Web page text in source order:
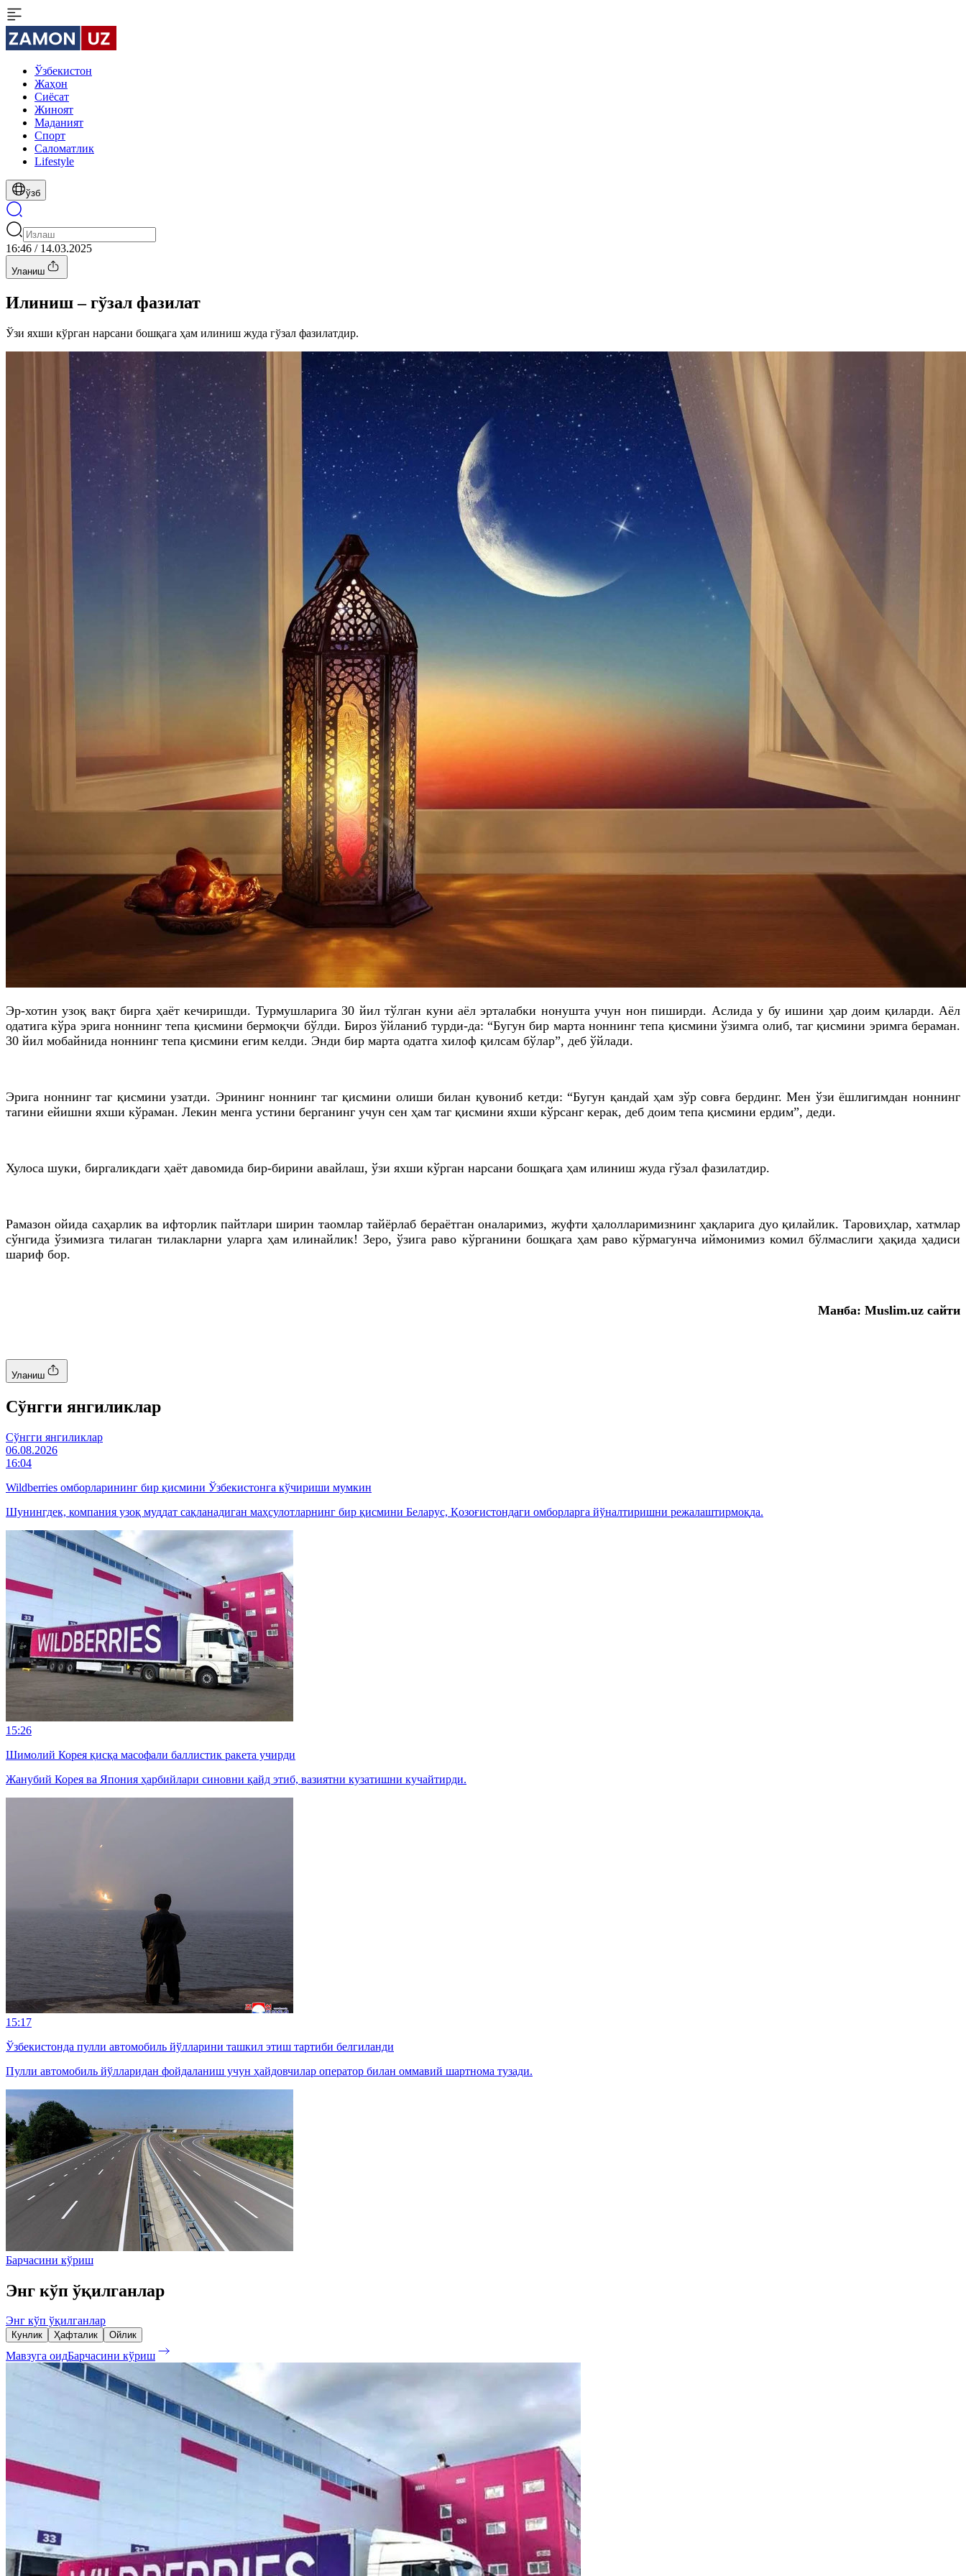
Ўзбекистон
Жаҳон
Сиёсат
Жиноят
Маданият
Спорт
Cаломатлик
Lifestyle
ўзб
16:46 / 14.03.2025
Уланиш
Илиниш – гўзал фазилат
Ўзи яхши кўрган нарсани бошқага ҳам илиниш жуда гўзал фазилатдир.
Эр-хотин узоқ вақт бирга ҳаёт кечиришди. Турмушларига 30 йил тўлган куни аёл эрталабки нонушта учун нон пиширди. Аслида у бу ишини ҳар доим қиларди. Аёл
одатига кўра эрига ноннинг тепа қисмини бермоқчи бўлди. Бироз ўйланиб турди-да: “Бугун бир марта ноннинг тепа қисмини ўзимга олиб, таг қисмини эримга бераман.
30 йил мобайнида ноннинг тепа қисмини егим келди. Энди бир марта одатга хилоф қилсам бўлар”, деб ўйлади.
Эрига ноннинг таг қисмини узатди. Эрининг ноннинг таг қисмини олиши билан қувониб кетди: “Бугун қандай ҳам зўр совға бердинг. Мен ўзи ёшлигимдан ноннинг
тагини ейишни яхши кўраман. Лекин менга устини берганинг учун сен ҳам таг қисмини яхши кўрсанг керак, деб доим тепа қисмини ердим”, деди.
Хулоса шуки, биргаликдаги ҳаёт давомида бир-бирини авайлаш, ўзи яхши кўрган нарсани бошқага ҳам илиниш жуда гўзал фазилатдир.
Рамазон ойида саҳарлик ва ифторлик пайтлари ширин таомлар тайёрлаб бераётган оналаримиз, жуфти ҳалолларимизнинг ҳақларига дуоқилайлик. Таровиҳлар, хатмлар
сўнгида ўзимизга тилаган тилакларни уларга ҳамилинайлик! Зеро, ўзига раво кўрганини бошқага ҳам раво кўрмагунча иймонимиз комил бўлмаслиги ҳақида ҳадиси
шариф бор.
Манба: Muslim.uz сайти
Уланиш
Cўнгги янгиликлар
Cўнгги янгиликлар
06.08.2026
16:04
Wildberries омборларининг бир қисмини Ўзбекистонга кўчириши мумкин
Шунингдек, компания узоқ муддат сақланадиган маҳсулотларнинг бир қисмини Беларус, Қозоғистондаги омборларга йўналтиришни режалаштирмоқда.
15:26
Шимолий Корея қисқа масофали баллистик ракета учирди
Жанубий Корея ва Япония ҳарбийлари синовни қайд этиб, вазиятни кузатишни кучайтирди.
15:17
Ўзбекистонда пулли автомобиль йўлларини ташкил этиш тартиби белгиланди
Пулли автомобиль йўлларидан фойдаланиш учун ҳайдовчилар оператор билан оммавий шартнома тузади.
Барчасини кўриш
Энг кўп ўқилганлар
Энг кўп ўқилганлар
Кунлик Ҳафталик Ойлик
Мавзуга оидБарчасини кўриш